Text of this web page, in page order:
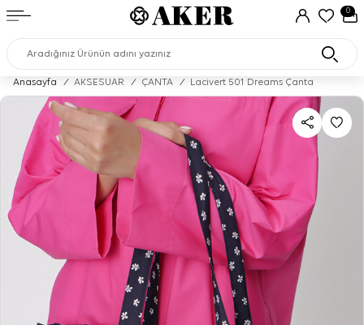
0
Anasayfa / AKSESUAR / ÇANTA / Lacivert 501 Dreams Çanta